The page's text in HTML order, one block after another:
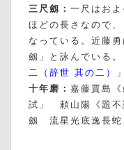
三尺劔： 一尺はお
ほどの長さなので
なっている。近藤
劔」と詠んでいる
二（辞世 其の二）
十年磨： 嘉藤賈島
試」 頼山陽《題不
劔 流星光底逸長蛇